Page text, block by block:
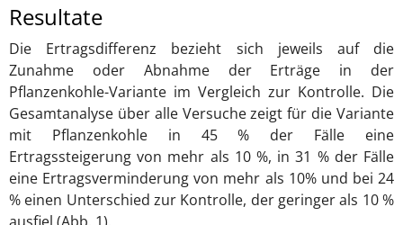
Resultate
Die Ertragsdifferenz bezieht sich jeweils auf die
Zunahme oder Abnahme der Erträge in der
Pflanzenkohle-Variante im Vergleich zur Kontrolle. Die
Gesamtanalyse über alle Versuche zeigt für die Variante
mit Pflanzenkohle in 45 % der Fälle eine
Ertragssteigerung von mehr als 10 %, in 31 % der Fälle
eine Ertragsverminderung von mehr als 10% und bei 24
% einen Unterschied zur Kontrolle, der geringer als 10 %